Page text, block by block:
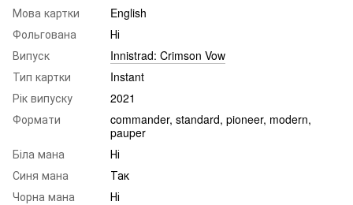
Мова картки
English
Фольгована
Ні
Випуск
Innistrad: Crimson Vow
Тип картки
Instant
Рік випуску
2021
Формати
commander, standard, pioneer, modern,
pauper
Біла мана
Ні
Синя мана
Так
Чорна мана
Ні